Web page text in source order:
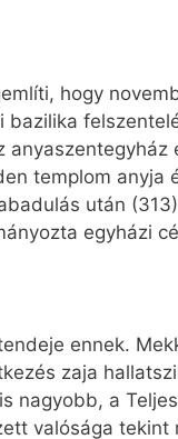
hogy
bazilika
anyaszentegyház
templom anyja
után
egyházi
ennek.
zaja
nagyobb, a
valósága tekint